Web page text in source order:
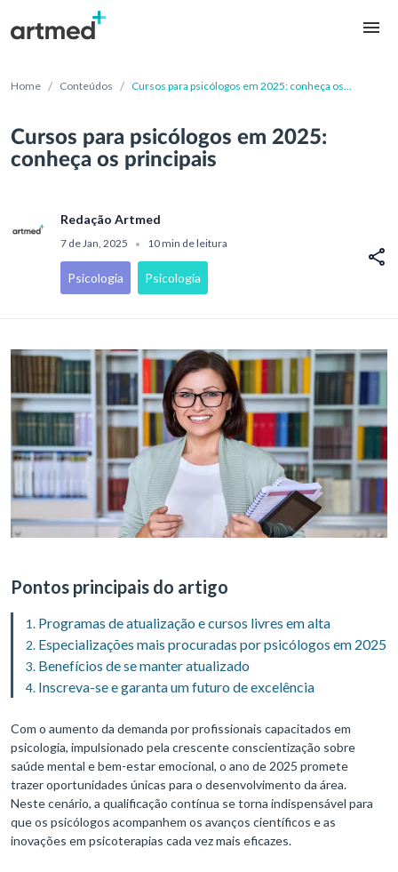
Home / Conteúdos / Cursos para psicólogos em 2025: conheça os
Cursos para psicólogos em 2025:
conheça os principais
Redação Artmed
7 de Jan, 2025 • 10 min de leitura
Psicologia Psicologia
Pontos principais do artigo
Programas de atualização e cursos livres em alta
Especializações mais procuradas por psicólogos em 2025
Benefícios de se manter atualizado
Inscreva-se e garanta um futuro de excelência
Com o aumento da demanda por profissionais capacitados em
psicologia, impulsionado pela crescente conscientização sobre
saúde mental e bem-estar emocional, o ano de 2025 promete
trazer oportunidades únicas para o desenvolvimento da área.
Neste cenário, a qualificação contínua se torna indispensável para
que os psicólogos acompanhem os avanços científicos e as
inovações em psicoterapias cada vez mais eficazes.